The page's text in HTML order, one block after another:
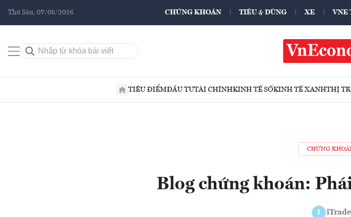
Thứ Sáu, 07/08/2026 CHỨNG KHOÁN TIÊU & DÙNG XE VNE
TIÊU ĐIỂMĐẦU TƯTÀI CHÍNHKINH TẾ SỐKINH TẾ XANHTHỊ
CHỨNG
Blog chứng khoán:
I